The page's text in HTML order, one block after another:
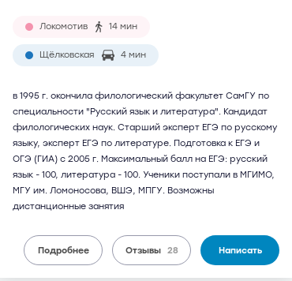
Локомотив 14 мин
Щёлковская 4 мин
в 1995 г. окончила филологический факультет СамГУ по
специальности "Русский язык и литература". Кандидат
филологических наук. Старший эксперт ЕГЭ по русскому
языку, эксперт ЕГЭ по литературе. Подготовка к ЕГЭ и
ОГЭ (ГИА) с 2005 г. Максимальный балл на ЕГЭ: русский
язык - 100, литература - 100. Ученики поступали в МГИМО,
МГУ им. Ломоносова, ВШЭ, МПГУ. Возможны
дистанционные занятия
Подробнее Отзывы 28 Написать